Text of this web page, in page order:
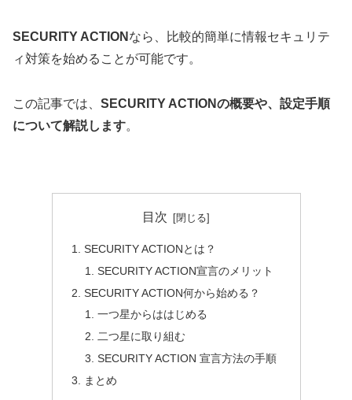
SECURITY ACTION なら、比較的簡単に情報セキュリテ
ィ対策を始めることが可能です。
この記事では、 SECURITY ACTIONの概要や、設定手順
について解説します。
目次
SECURITY ACTIONとは？
SECURITY ACTION宣言のメリット
SECURITY ACTION何から始める？
一つ星からははじめる
二つ星に取り組む
SECURITY ACTION 宣言方法の手順
まとめ